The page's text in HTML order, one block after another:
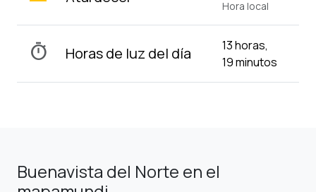
Hora local
timer Horas de luz del día
13 horas,
19 minutos
Buenavista del Norte en el